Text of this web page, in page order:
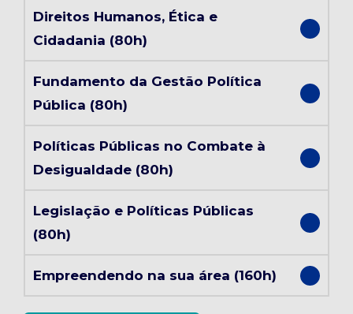
Direitos Humanos, Ética e
Cidadania (80h)
Fundamento da Gestão Política
Pública (80h)
Políticas Públicas no Combate à
Desigualdade (80h)
Legislação e Políticas Públicas
(80h)
Empreendendo na sua área (160h)